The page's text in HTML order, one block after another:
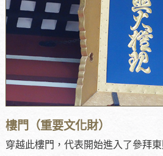
樓門（重要文化財）
穿越此樓門，代表開始進入了參拜